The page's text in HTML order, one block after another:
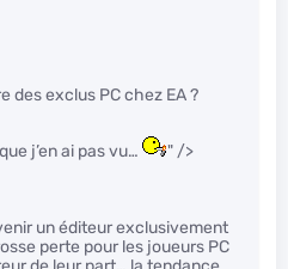
des exclus PC chez EA ?
j’en ai pas vu… " />
un éditeur exclusivement
perte pour les joueurs PC